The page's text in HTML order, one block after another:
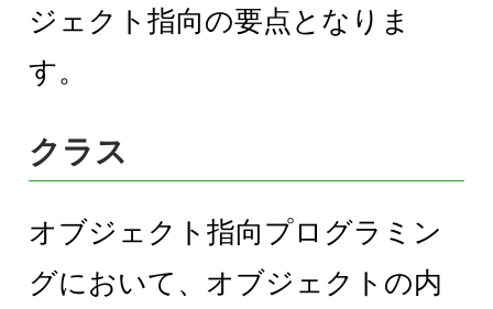
ジェクト指向の要点となりま
す。
クラス
オブジェクト指向プログラミン
グにおいて、オブジェクトの内